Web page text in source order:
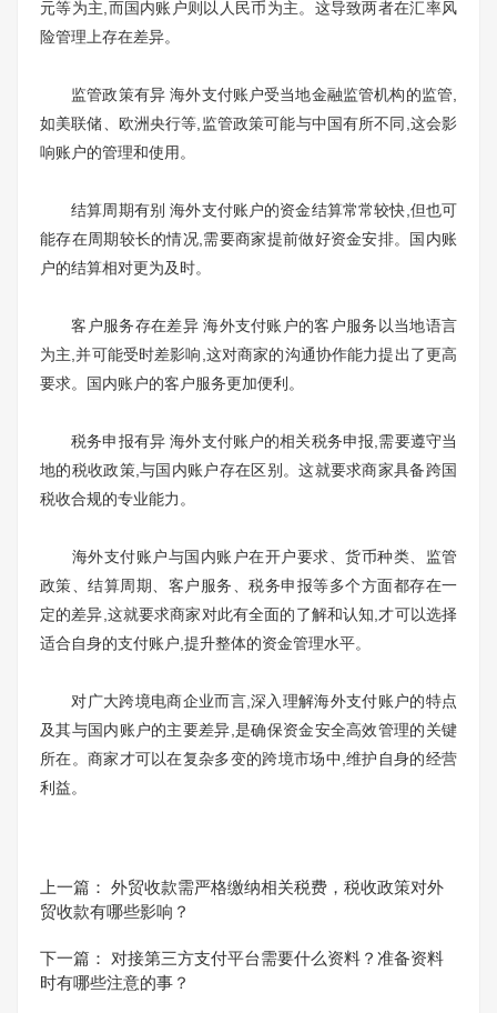
元等为主,而国内账户则以人民币为主。这导致两者在汇率风
险管理上存在差异。
监管政策有异 海外支付账户受当地金融监管机构的监管,
如美联储、欧洲央行等,监管政策可能与中国有所不同,这会影
响账户的管理和使用。
结算周期有别 海外支付账户的资金结算常常较快,但也可
能存在周期较长的情况,需要商家提前做好资金安排。国内账
户的结算相对更为及时。
客户服务存在差异 海外支付账户的客户服务以当地语言
为主,并可能受时差影响,这对商家的沟通协作能力提出了更高
要求。国内账户的客户服务更加便利。
税务申报有异 海外支付账户的相关税务申报,需要遵守当
地的税收政策,与国内账户存在区别。这就要求商家具备跨国
税收合规的专业能力。
海外支付账户与国内账户在开户要求、货币种类、监管
政策、结算周期、客户服务、税务申报等多个方面都存在一
定的差异,这就要求商家对此有全面的了解和认知,才可以选择
适合自身的支付账户,提升整体的资金管理水平。
对广大跨境电商企业而言,深入理解海外支付账户的特点
及其与国内账户的主要差异,是确保资金安全高效管理的关键
所在。商家才可以在复杂多变的跨境市场中,维护自身的经营
利益。
上一篇： 外贸收款需严格缴纳相关税费，税收政策对外
贸收款有哪些影响？
下一篇：
对接第三方支付平台需要什么资料？准备资料
时有哪些注意的事？